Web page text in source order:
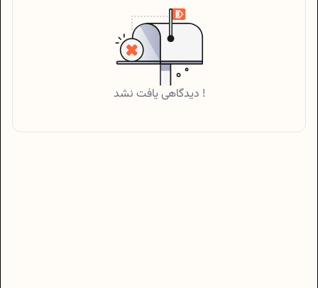
دیدگاهی یافت نشد !